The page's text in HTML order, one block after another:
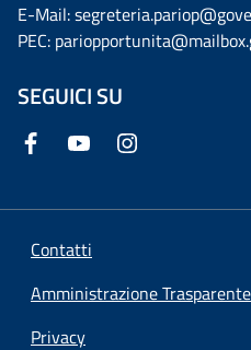
E-Mail:
PEC:
SEGUICI SU
Contatti
Amministrazione Trasparente
Privacy